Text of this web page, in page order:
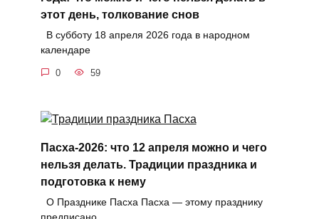
этот день, толкование снов
В субботу 18 апреля 2026 года в народном
календаре
0 59
Пасха-2026: что 12 апреля можно и чего
нельзя делать. Традиции праздника и
подготовка к нему
О Празднике Пасха Пасха — этому празднику